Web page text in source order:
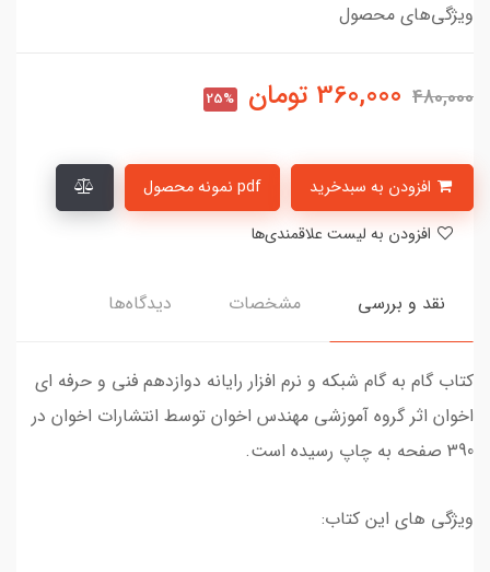
ویژگی‌های محصول
480,000
360,000 تومان 25%
pdf نمونه محصول
نقد و بررسی مشخصات دیدگاه‌ها
کتاب گام به گام شبکه و نرم افزار رایانه دوازدهم فنی و حرفه ای
اخوان اثر گروه آموزشی مهندس اخوان توسط انتشارات اخوان در
390 صفحه به چاپ رسیده است.
ویژگی های این کتاب: